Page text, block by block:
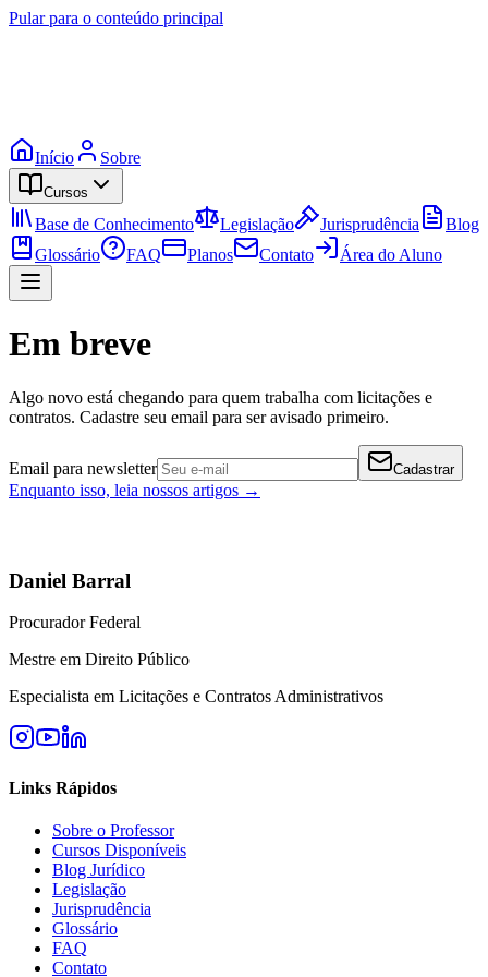
Pular para o conteúdo principal
Início Sobre
Cursos
Base de Conhecimento Legislação Jurisprudência
Blog
Glossário
FAQ Planos Contato Área do Aluno
Em breve
Algo novo está chegando para quem trabalha com licitações e
contratos. Cadastre seu email para ser avisado primeiro.
Email para newsletter Cadastrar
Enquanto isso, leia nossos artigos →
Daniel Barral
Procurador Federal
Mestre em Direito Público
Especialista em Licitações e Contratos Administrativos
Links Rápidos
Sobre o Professor
Cursos Disponíveis
Blog Jurídico
Legislação
Jurisprudência
Glossário
FAQ
Contato